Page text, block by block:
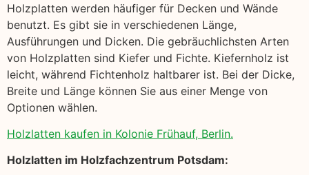
Holzplatten werden häufiger für Decken und Wände
benutzt. Es gibt sie in verschiedenen Länge,
Ausführungen und Dicken. Die gebräuchlichsten Arten
von Holzplatten sind Kiefer und Fichte. Kiefernholz ist
leicht, während Fichtenholz haltbarer ist. Bei der Dicke,
Breite und Länge können Sie aus einer Menge von
Optionen wählen.
Holzlatten kaufen in Kolonie Frühauf, Berlin.
Holzlatten im Holzfachzentrum Potsdam: